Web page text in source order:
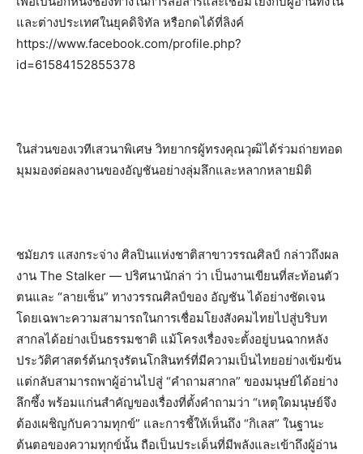
และต่างประเทศในยุคดิจิทัล หรือกดได้ที่ลิงค์
https://www.facebook.com/profile.php?
id=61584152855378
ในส่วนของเวทีเสวนาพิเศษ วิทยากรผู้ทรงคุณวุฒิได้ร่วมถ่ายทอด
มุมมองต่อผลงานของอัญชันอย่างลุ่มลึกและหลากหลายมิติ
ชมัยภร แสงกระจ่าง ศิลปินแห่งชาติสาขาวรรณศิลป์ กล่าวถึงผล
งาน The Stalker — ปริศนานักล่า ว่า เป็นงานเขียนที่สะท้อนตัว
ตนและ “ลายเซ็น” ทางวรรณศิลป์ของ อัญชัน ได้อย่างชัดเจน
โดยเฉพาะความสามารถในการเชื่อมโยงสังคมไทยไปสู่บริบท
สากลได้อย่างเป็นธรรมชาติ แม้โครงเรื่องจะตั้งอยู่บนฉากหลัง
ประวัติศาสตร์ต้นกรุงรัตนโกสินทร์ที่มีความเป็นไทยอย่างเข้มข้น
แต่กลับสามารถพาผู้อ่านไปสู่ “คำถามสากล” ของมนุษย์ได้อย่าง
ลึกซึ้ง พร้อมแก่นสำคัญของเรื่องที่ตั้งคำถามว่า “เหตุใดมนุษย์จึง
ต้องเผชิญกับความทุกข์” และการชี้ให้เห็นถึง “กิเลส” ในฐานะ
ต้นตอของความทุกข์นั้น ถือเป็นประเด็นที่มีพลังและเข้าถึงผู้อ่าน